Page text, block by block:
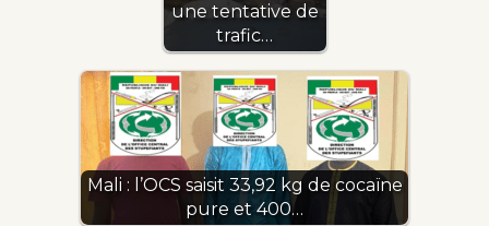
une tentative de
trafic…
Mali : l’OCS saisit 33,92 kg de cocaïne
pure et 400…